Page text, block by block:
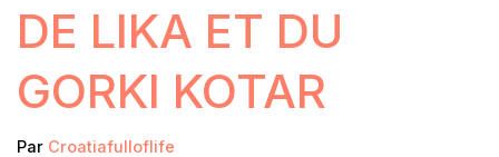
DE LIKA ET DU
GORKI KOTAR
Par Croatiafulloflife